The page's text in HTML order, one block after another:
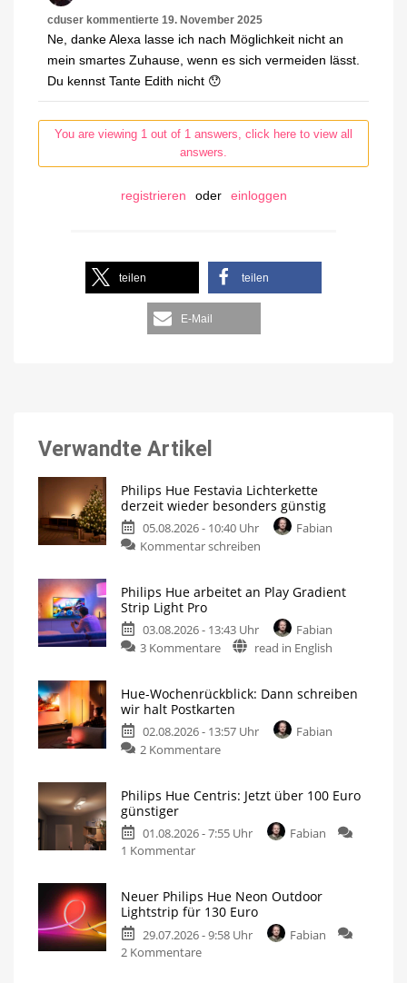
cduser kommentierte 19. November 2025
Ne, danke Alexa lasse ich nach Möglichkeit nicht an
mein smartes Zuhause, wenn es sich vermeiden lässt.
Du kennst Tante Edith nicht 😯
You are viewing 1 out of 1 answers, click here to view all
answers.
registrieren oder einloggen
teilen teilen
E-Mail
Verwandte Artikel
Philips Hue Festavia Lichterkette
derzeit wieder besonders günstig
05.08.2026 - 10:40 Uhr
Fabian
Kommentar schreiben
Philips Hue arbeitet an Play Gradient
Strip Light Pro
03.08.2026 - 13:43 Uhr
Fabian
3 Kommentare
read in English
Hue-Wochenrückblick: Dann schreiben
wir halt Postkarten
02.08.2026 - 13:57 Uhr
Fabian
2 Kommentare
Philips Hue Centris: Jetzt über 100 Euro
günstiger
01.08.2026 - 7:55 Uhr
Fabian
1 Kommentar
Neuer Philips Hue Neon Outdoor
Lightstrip für 130 Euro
29.07.2026 - 9:58 Uhr
Fabian
2 Kommentare